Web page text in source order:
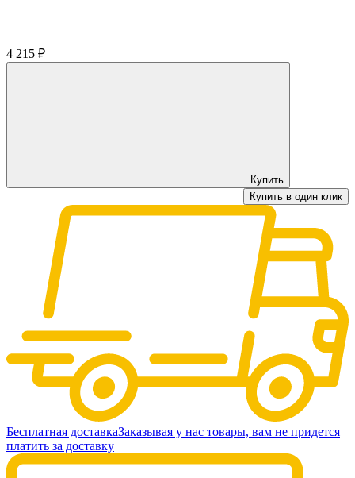
4 215 ₽
Купить
Купить в один клик
Бесплатная доставкаЗаказывая у нас товары, вам не придется
платить за доставку